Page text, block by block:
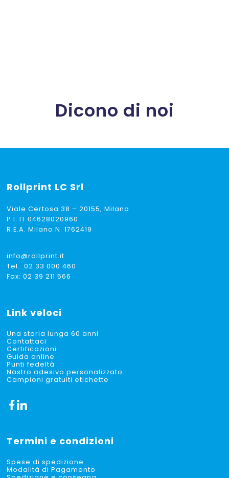
Dicono di noi
Rollprint LC Srl
Viale Certosa 38 – 20155, Milano
P.I. IT 04628020960
R.E.A. Milano N. 1762419
info@rollprint.it
Tel.:02 33 000 460
Fax: 02 39 211 566
Link veloci
Una storia lunga 60 anni
Contattaci
Certificazioni
Guida online
Punti fedeltà
Nastro adesivo personalizzato
Campioni gratuiti etichette
Termini e condizioni
Spese di spedizione
Modalità di Pagamento